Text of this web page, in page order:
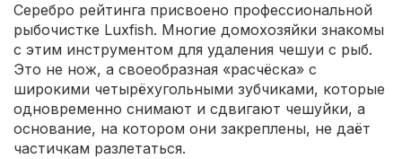
Серебро рейтинга присвоено профессиональной
рыбочистке Luxfish. Многие домохозяйки знакомы
с этим инструментом для удаления чешуи с рыб.
Это не нож, а своеобразная «расчёска» с
широкими четырёхугольными зубчиками, которые
одновременно снимают и сдвигают чешуйки, а
основание, на котором они закреплены, не даёт
частичкам разлетаться.